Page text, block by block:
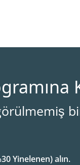
Yinelenen) alın.